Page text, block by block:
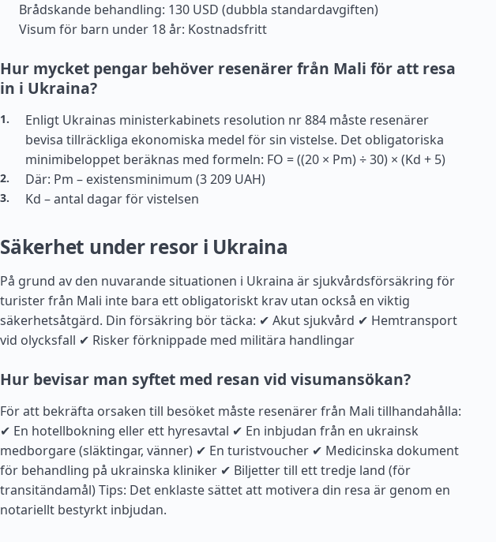
Brådskande behandling: 130 USD (dubbla standardavgiften)
Visum för barn under 18 år: Kostnadsfritt
Hur mycket pengar behöver resenärer från Mali för att resa
in i Ukraina?
Enligt Ukrainas ministerkabinets resolution nr 884 måste resenärer
bevisa tillräckliga ekonomiska medel för sin vistelse. Det obligatoriska
minimibeloppet beräknas med formeln: FO = ((20 × Pm) ÷ 30) × (Kd + 5)
Där: Pm – existensminimum (3 209 UAH)
Kd – antal dagar för vistelsen
Säkerhet under resor i Ukraina
På grund av den nuvarande situationen i Ukraina är sjukvårdsförsäkring för
turister från Mali inte bara ett obligatoriskt krav utan också en viktig
säkerhetsåtgärd. Din försäkring bör täcka: ✔ Akut sjukvård ✔ Hemtransport
vid olycksfall ✔ Risker förknippade med militära handlingar
Hur bevisar man syftet med resan vid visumansökan?
För att bekräfta orsaken till besöket måste resenärer från Mali tillhandahålla:
✔ En hotellbokning eller ett hyresavtal ✔ En inbjudan från en ukrainsk
medborgare (släktingar, vänner) ✔ En turistvoucher ✔ Medicinska dokument
för behandling på ukrainska kliniker ✔ Biljetter till ett tredje land (för
transitändamål) Tips: Det enklaste sättet att motivera din resa är genom en
notariellt bestyrkt inbjudan.